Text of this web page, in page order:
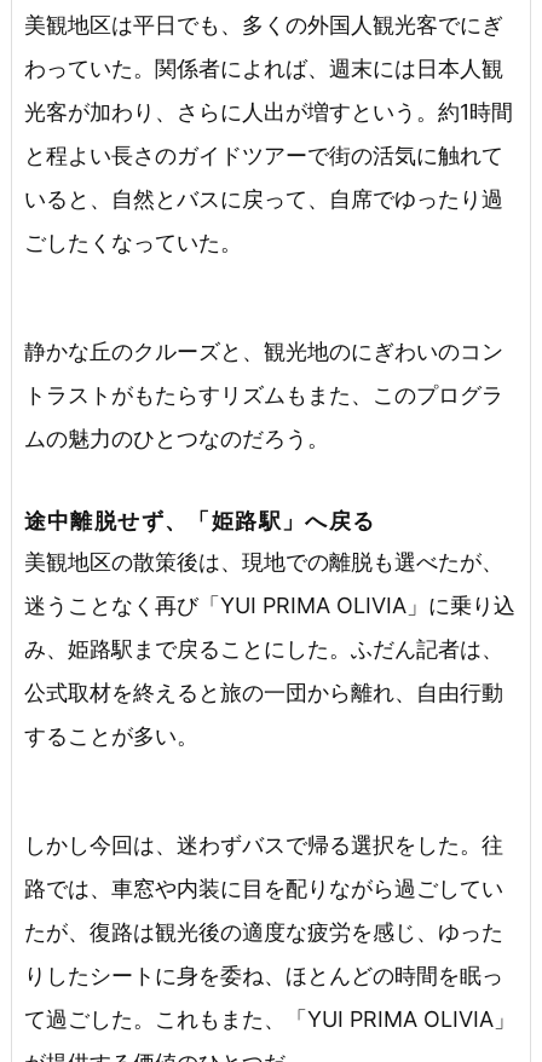
美観地区は平日でも、多くの外国人観光客でにぎ
わっていた。関係者によれば、週末には日本人観
光客が加わり、さらに人出が増すという。約1時間
と程よい長さのガイドツアーで街の活気に触れて
いると、自然とバスに戻って、自席でゆったり過
ごしたくなっていた。
静かな丘のクルーズと、観光地のにぎわいのコン
トラストがもたらすリズムもまた、このプログラ
ムの魅力のひとつなのだろう。
途中離脱せず、「姫路駅」へ戻る
美観地区の散策後は、現地での離脱も選べたが、
迷うことなく再び「YUI PRIMA OLIVIA」に乗り込
み、姫路駅まで戻ることにした。ふだん記者は、
公式取材を終えると旅の一団から離れ、自由行動
することが多い。
しかし今回は、迷わずバスで帰る選択をした。往
路では、車窓や内装に目を配りながら過ごしてい
たが、復路は観光後の適度な疲労を感じ、ゆった
りしたシートに身を委ね、ほとんどの時間を眠っ
て過ごした。これもまた、「YUI PRIMA OLIVIA」